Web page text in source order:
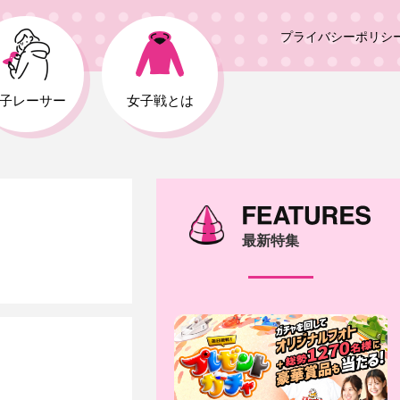
プライバシーポリシ
レーサー 女子戦とは
最新特集